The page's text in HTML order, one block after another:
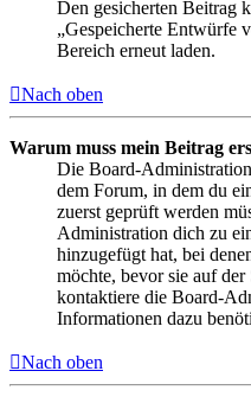
Den gesicherten Beitrag
„Gespeicherte Entwürfe
Bereich erneut laden.
Nach oben
Warum muss mein Beitrag
Die Board-
dem Forum, in dem du
zuerst geprüft werden
Administration dich zu
hinzugefügt hat, bei
möchte, bevor sie auf
kontaktiere die Board-
Informationen dazu
Nach oben